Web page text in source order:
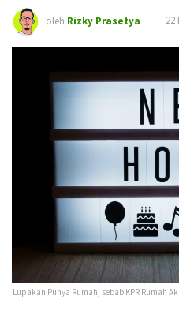
oleh Rizky Prasetya 22
Lupakan Punya Rumah, sebab KPR Rumah